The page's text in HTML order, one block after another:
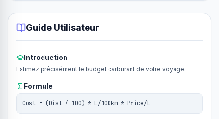
Guide Utilisateur
Introduction
Estimez précisément le budget carburant de votre voyage.
Formule
Cost = (Dist / 100) * L/100km * Price/L